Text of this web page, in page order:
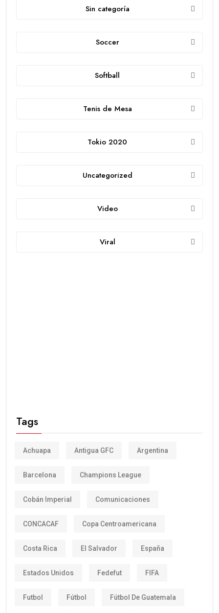
Sin categoría
Soccer
Softball
Tenis de Mesa
Tokio 2020
Uncategorized
Video
Viral
Tags
Achuapa Antigua GFC Argentina
Barcelona Champions League
Cobán Imperial Comunicaciones
CONCACAF Copa Centroamericana
Costa Rica El Salvador España
Estados Unidos Fedefut FIFA
Futbol Fútbol Fútbol De Guatemala